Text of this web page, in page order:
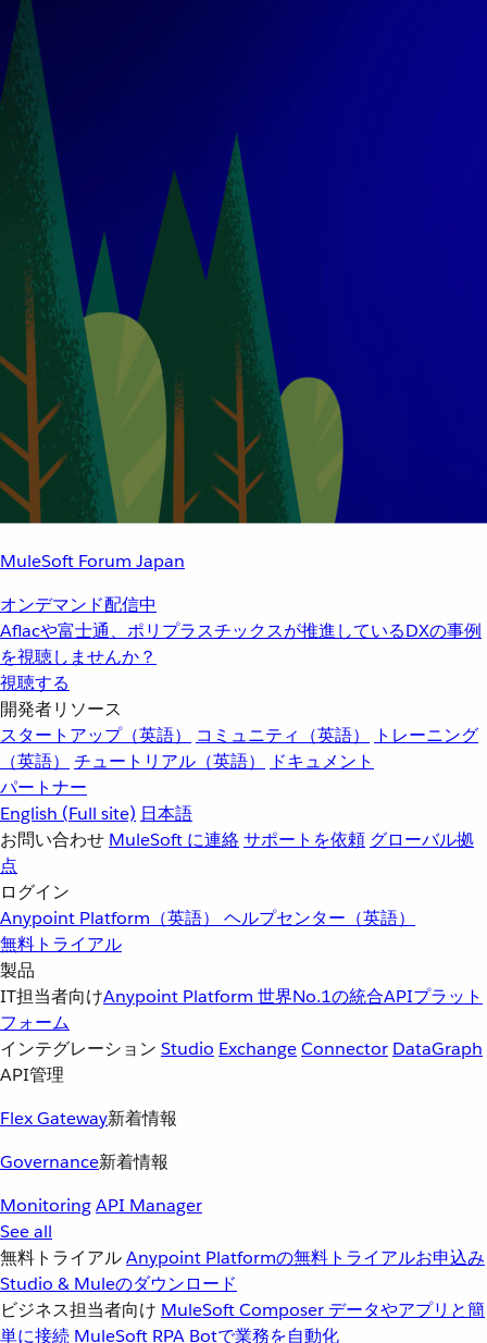
MuleSoft Forum Japan
オンデマンド配信中
Aflacや富士通、ポリプラスチックスが推進しているDXの事例
を視聴しませんか？
視聴する
開発者リソース
スタートアップ（英語）
コミュニティ（英語）
トレーニング
（英語）
チュートリアル（英語）
ドキュメント
パートナー
English (Full site) 日本語
お問い合わせ MuleSoft に連絡サポートを依頼 グローバル拠
点
ログイン
Anypoint Platform（英語） ヘルプセンター（英語）
無料トライアル
製品
IT担当者向けAnypoint Platform 世界No.1の統合APIプラット
フォーム
インテグレーション Studio ExchangeConnector DataGraph
API管理
Flex Gateway新着情報
Governance新着情報
MonitoringAPI Manager
See all
無料トライアルAnypoint Platformの無料トライアルお申込み
Studio & Muleのダウンロード
ビジネス担当者向け MuleSoft Composer データやアプリと簡
単に接続 MuleSoft RPA Botで業務を自動化